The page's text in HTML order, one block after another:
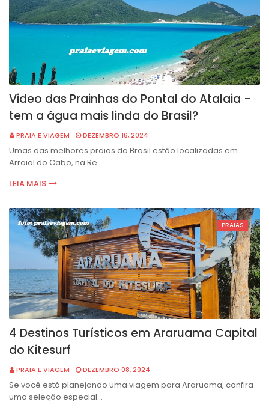
Video das Prainhas do Pontal do Atalaia -
tem a água mais linda do Brasil?
PRAIA E VIAGEM DEZEMBRO 16, 2024
Umas das melhores praias do Brasil estão localizadas em
Arraial do Cabo, na Re…
LEIA MAIS
PRAIAS
4 Destinos Turísticos em Araruama Capital
do Kitesurf
PRAIA E VIAGEM DEZEMBRO 08, 2024
Se você está planejando uma viagem para Araruama, confira
uma seleção especial…